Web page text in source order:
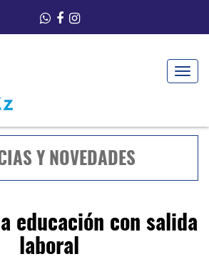
Toggle
Y NOVEDADES
educación con salida
laboral